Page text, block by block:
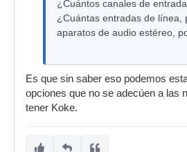
¿Cuántos canales de
¿Cuántas entradas de línea,
aparatos de audio estéreo,
Es que sin saber eso podemos
opciones que no se adecúen a las
tener Koke.